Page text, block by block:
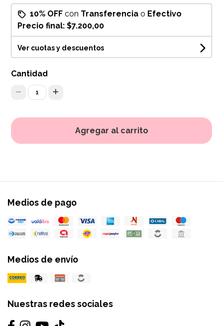
10% OFF con Transferencia o Efectivo
Precio final:$7.200,00
Ver cuotas y descuentos
Cantidad
1
Agregar al carrito
Medios de pago
Medios de envío
Nuestras redes sociales